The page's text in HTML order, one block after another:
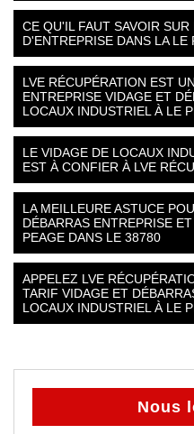
CE QU'IL FAUT SAVOIR
D'ENTREPRISE DANS LA LE
LVE RÉCUPÉRATION EST
ENTREPRISE VIDAGE ET
LOCAUX INDUSTRIEL À LE
LE VIDAGE DE LOCAUX
EST À CONFIER À LVE
LA MEILLEURE ASTUCE
DÉBARRAS ENTREPRISE
PEAGE DANS LE 38780
APPELEZ LVE
TARIF VIDAGE ET
LOCAUX INDUSTRIEL À LE
Nous